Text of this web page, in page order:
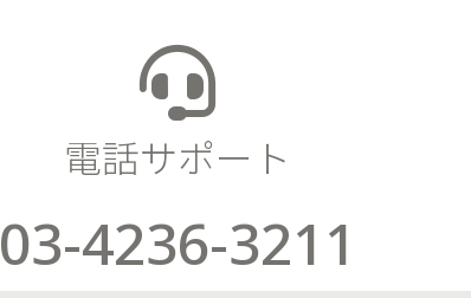
電話サポート
03-4236-3211